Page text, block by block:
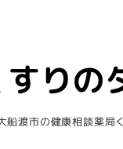
船渡市の健康相談薬局